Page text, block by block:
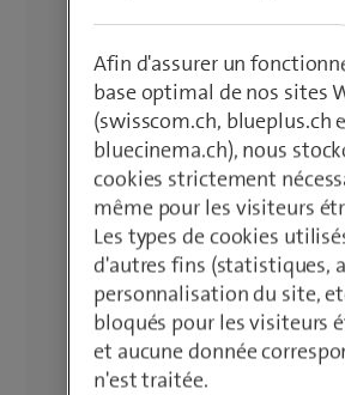
Afin d'assurer un
base optimal de nos sites
(swisscom.ch, blueplus.ch
bluecinema.ch), nous
cookies strictement
même pour les visiteurs
Les types de cookies
d'autres fins (statistiques,
personnalisation du site,
bloqués pour les visiteurs
et aucune donnée
n'est traitée.